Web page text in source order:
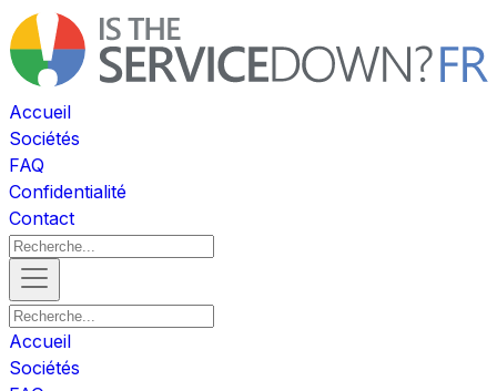
Accueil
Sociétés
FAQ
Confidentialité
Contact
Accueil
Sociétés